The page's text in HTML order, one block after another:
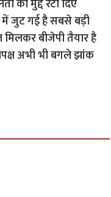
को मुद्दे रटा दिए
जुट गई है सबसे बड़ी
बीजेपी तैयार है
अभी भी बगले झांक